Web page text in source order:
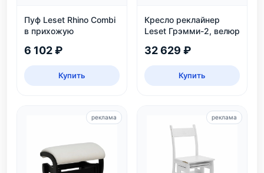
Пуф Leset Rhino Combi
в прихожую
6 102 ₽
Купить
Кресло реклайнер
Leset Грэмми-2, велюр
32 629 ₽
Купить
реклама реклама